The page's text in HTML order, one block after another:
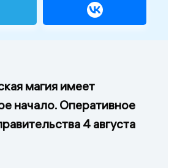
магия имеет
начало. Оперативное
4 августа